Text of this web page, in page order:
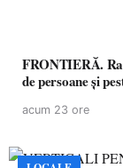
FRONTIERĂ.
de persoane și
acum 23 ore